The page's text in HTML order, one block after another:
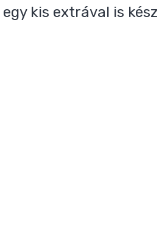
egy kis extrával is